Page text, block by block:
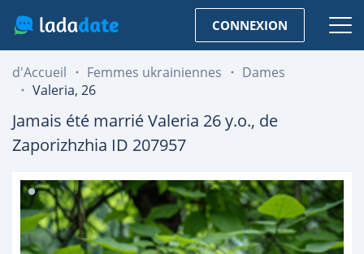
CONNEXION
d'Accueil Femmes ukrainiennes
Dames
Valeria, 26
Jamais été marriéValeria 26y.o., de
Zaporizhzhia ID 207957